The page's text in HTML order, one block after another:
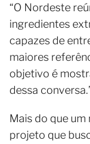
“O Nordeste
ingredientes
capazes de
maiores
objetivo é
dessa
Mais do que
projeto que